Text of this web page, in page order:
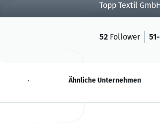
Topp Textil
52 Follower
Neuigkeiten Ähnliche Unternehmen